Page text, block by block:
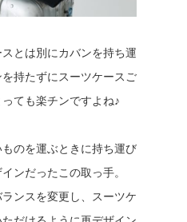
とは別にカバンを持ち運
持たずにスーツケースご
ても楽チンですよね♪
のを運ぶときに持ち運び
ンだったこの取っ手。
ンスを変更し、スーツケ